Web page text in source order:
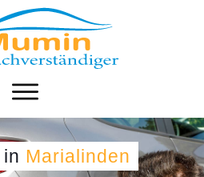
in Marialinden